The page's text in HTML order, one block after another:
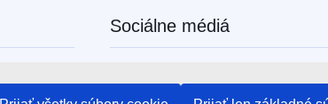
Sociálne médiá